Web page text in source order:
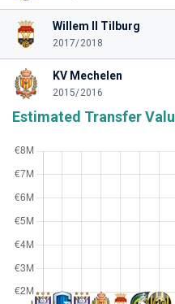
Willem II Tilburg
2017/2018
KV Mechelen
2015/2016
Estimated Transfer